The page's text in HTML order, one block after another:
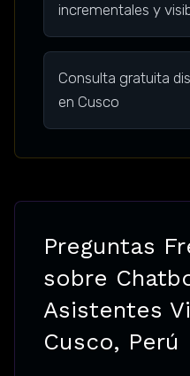
incrementales y
Consulta gratuita
en Cusco
Preguntas
sobre
Asistentes
Cusco, Perú